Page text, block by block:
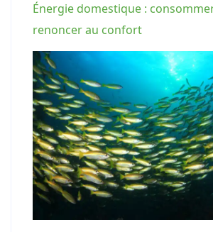
Énergie domestique :
renoncer au confort